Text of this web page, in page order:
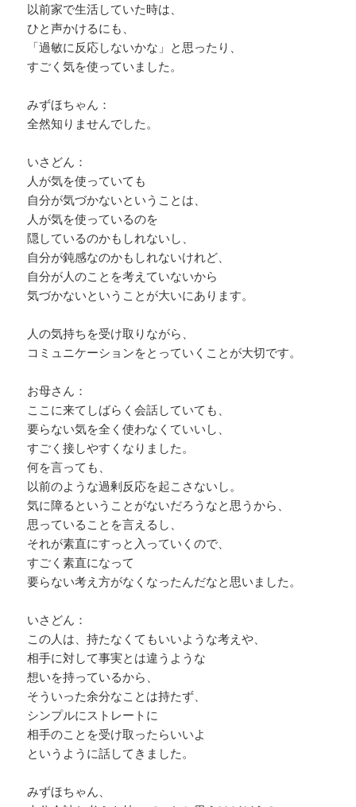
以前家で生活していた時は、
ひと声かけるにも、
「過敏に反応しないかな」と思ったり、
すごく気を使っていました。
みずほちゃん：
全然知りませんでした。
いさどん：
人が気を使っていても
自分が気づかないということは、
人が気を使っているのを
隠しているのかもしれないし、
自分が鈍感なのかもしれないけれど、
自分が人のことを考えていないから
気づかないということが大いにあります。
人の気持ちを受け取りながら、
コミュニケーションをとっていくことが大切です。
お母さん：
ここに来てしばらく会話していても、
要らない気を全く使わなくていいし、
すごく接しやすくなりました。
何を言っても、
以前のような過剰反応を起こさないし。
気に障るということがないだろうなと思うから、
思っていることを言えるし、
それが素直にすっと入っていくので、
すごく素直になって
要らない考え方がなくなったんだなと思いました。
いさどん：
この人は、持たなくてもいいような考えや、
相手に対して事実とは違うような
想いを持っているから、
そういった余分なことは持たず、
シンプルにストレートに
相手のことを受け取ったらいいよ
というように話してきました。
みずほちゃん、